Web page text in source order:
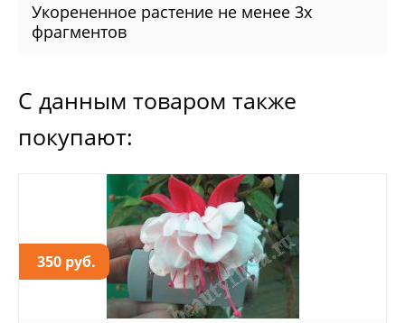
Укорененное растение не менее 3х
фрагментов
С данным товаром также
покупают:
350 руб.